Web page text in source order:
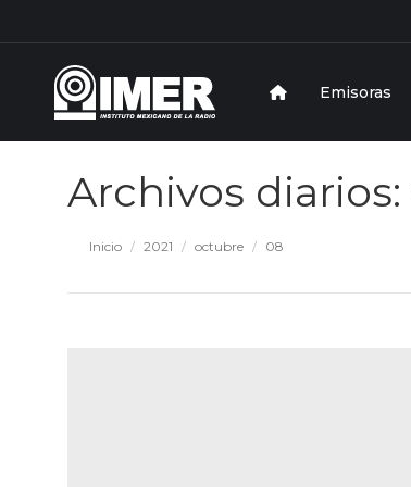
Emisoras
Archivos diarios:
Inicio 2021 octubre 08